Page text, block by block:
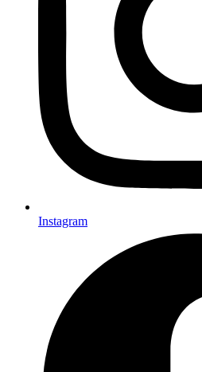
Instagram